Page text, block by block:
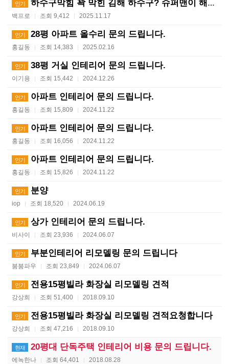
인기 하수구막힘 꽉 막힌 김해 하수구? 슈퍼맨이 해결사! ?…
백프로 | 조회 9,412 | 2025.11.17
인기 28평 아파트 올수리 문의 드립니다.
홍길동 | 조회 14,383 | 2025.02.16
인기 38평 거실 인테리어 문의 드립니다.
이기용 | 조회 15,442 | 2024.12.26
인기 아파트 인테리어 문의 드립니다.
홍길동 | 조회 15,809 | 2024.11.22
인기 아파트 인테리어 문의 드립니다.
홍길동 | 조회 16,056 | 2024.11.22
인기 아파트 인테리어 문의 드립니다.
홍길동 | 조회 15,826 | 2024.11.22
인기 분양
iop | 조회 18,520 | 2024.06.19
인기 상가 인테리어 문의 드립니다.
비사이 | 조회 23,936 | 2024.06.07
인기 부분인테리어 리모델링 문의 드립니다
붐붐파우 | 조회 23,849 | 2024.06.07
인기 전용15평빌라 화장실 리모델링 견적
강상희 | 조회 51,400 | 2018.09.10
인기 전용15평빌라 화장실 리모델링 견적요청합니다
강상희 | 조회 47,216 | 2018.09.10
현재 20평대 단독주택 인테리어 비용 문의 드립니다.
에녹한나 | 조회 64,401 | 2018.08.28